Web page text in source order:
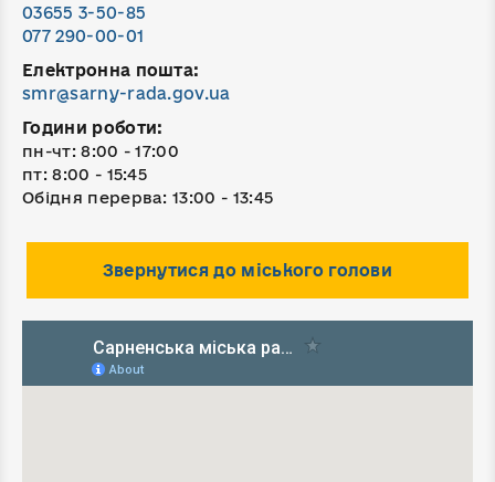
03655 3-50-85
077 290-00-01
Електронна пошта:
smr@sarny-rada.gov.ua
Години роботи:
пн-чт: 8:00 - 17:00
пт: 8:00 - 15:45
Обідня перерва: 13:00 - 13:45
Звернутися до міського голови